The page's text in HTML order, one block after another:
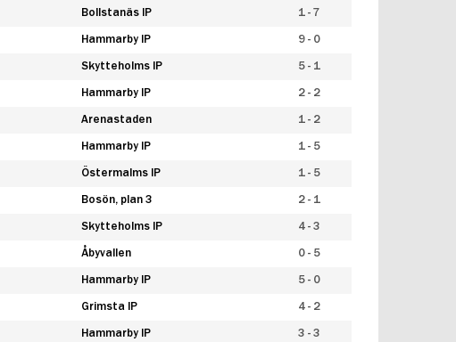
Bollstanäs IP 1 - 7
Hammarby IP 9 - 0
Skytteholms IP 5 - 1
Hammarby IP 2 - 2
Arenastaden 1 - 2
Hammarby IP 1 - 5
Östermalms IP 1 - 5
Bosön, plan 3 2 - 1
Skytteholms IP 4 - 3
Åbyvallen 0 - 5
Hammarby IP 5 - 0
Grimsta IP 4 - 2
Hammarby IP 3 - 3